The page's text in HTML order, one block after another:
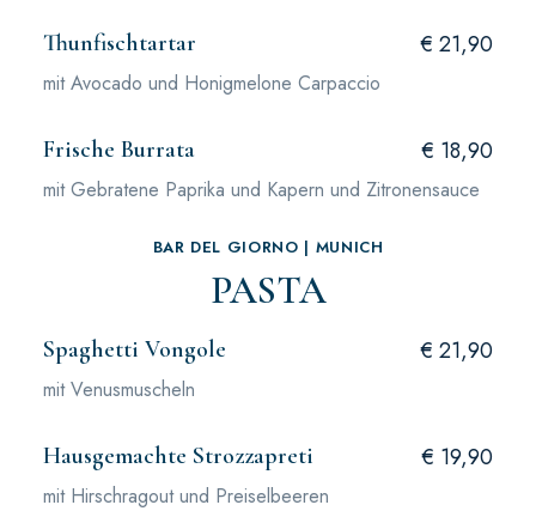
Thunfischtartar € 21,90
mit Avocado und Honigmelone Carpaccio
Frische Burrata € 18,90
mit Gebratene Paprika und Kapern und Zitronensauce
BAR DEL GIORNO | MUNICH
PASTA
Spaghetti Vongole € 21,90
mit Venusmuscheln
Hausgemachte Strozzapreti € 19,90
mit Hirschragout und Preiselbeeren